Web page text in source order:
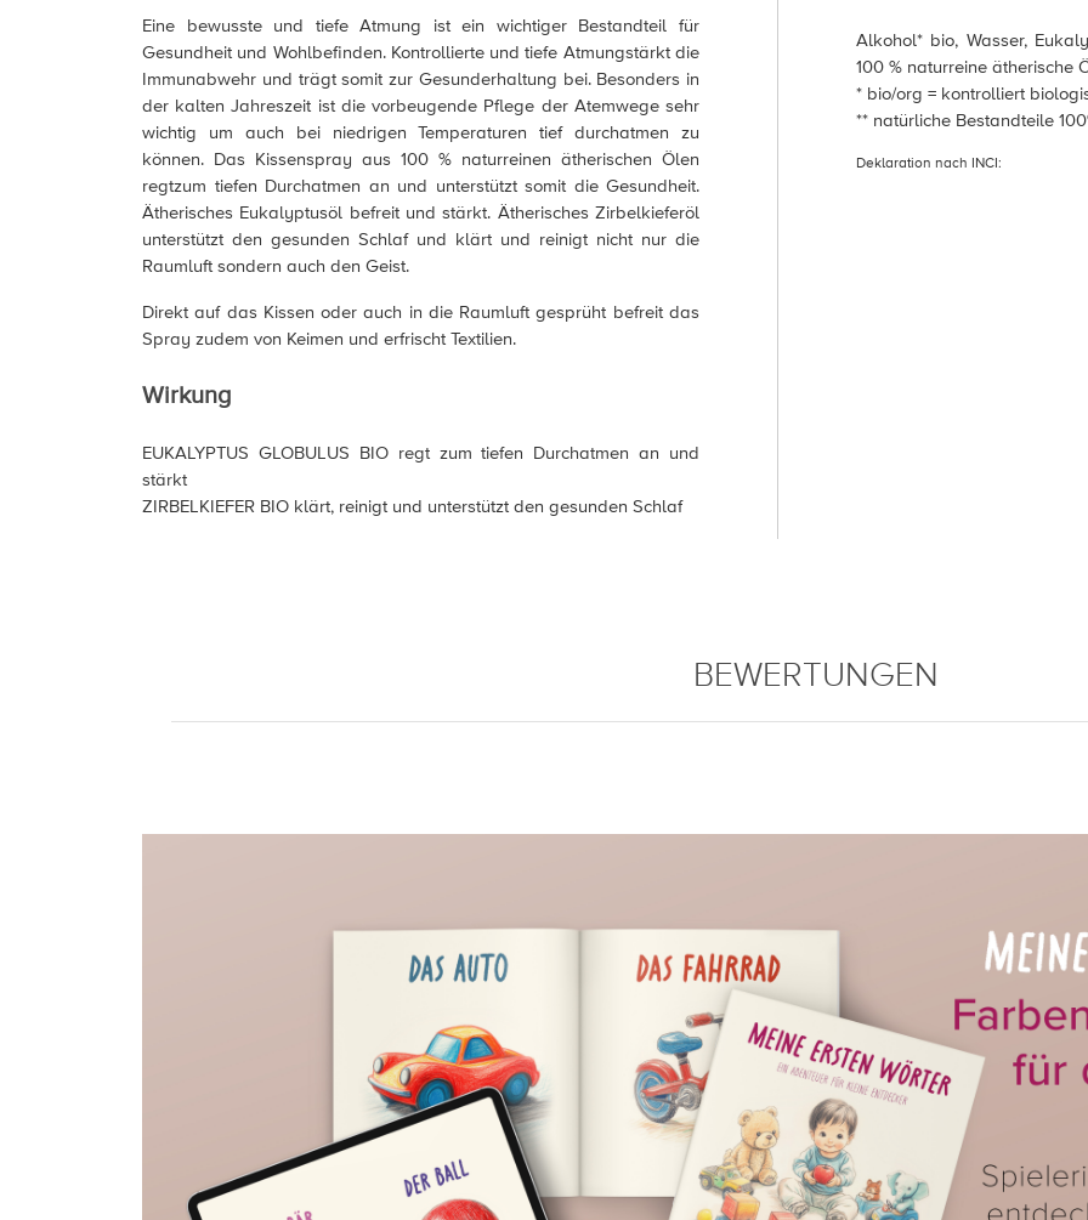
Eine bewusste und tiefe Atmung ist ein wichtiger Bestandteil für
Gesundheit und Wohlbefinden. Kontrollierte und tiefe Atmungstärkt die
Immunabwehr und trägt somit zur Gesunderhaltung bei. Besonders in
der kalten Jahreszeit ist die vorbeugende Pflege der Atemwege sehr
wichtig um auch bei niedrigen Temperaturen tief durchatmen zu
können. Das Kissenspray aus 100 % naturreinen ätherischen Ölen
regtzum tiefen Durchatmen an und unterstützt somit die Gesundheit.
Ätherisches Eukalyptusöl befreit und stärkt. Ätherisches Zirbelkieferöl
unterstützt den gesunden Schlaf und klärt und reinigt nicht nur die
Raumluft sondern auch den Geist.
Direkt auf das Kissen oder auch in die Raumluft gesprüht befreit das
Spray zudem von Keimen und erfrischt Textilien.
Wirkung
EUKALYPTUS GLOBULUS BIO regt zum tiefen Durchatmen an und
stärkt
ZIRBELKIEFER BIO klärt, reinigt und unterstützt den gesunden Schlaf
Alkohol* bio, Wasser,
100 % naturreine ätherische
* bio/org = kontrolliert
** natürliche Bestandteile
Deklaration nach INCI:
BEWERTUNGEN